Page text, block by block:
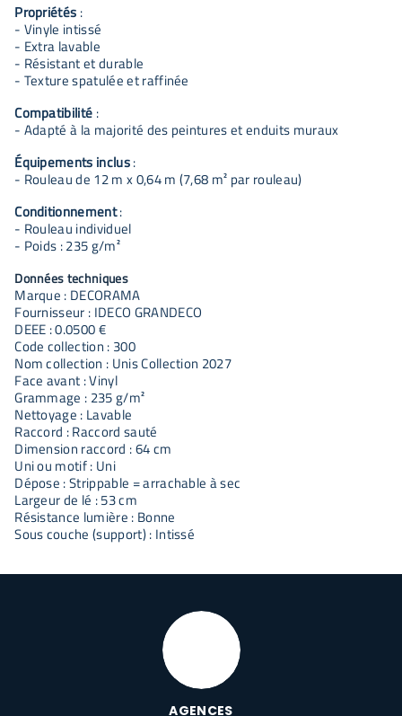
Propriétés :
- Vinyle intissé
- Extra lavable
- Résistant et durable
- Texture spatulée et raffinée
Compatibilité :
- Adapté à la majorité des peintures et enduits muraux
Équipements inclus:
- Rouleau de 12 m x 0,64 m (7,68 m² par rouleau)
Conditionnement:
- Rouleau individuel
- Poids : 235 g/m²
Données techniques
Marque : DECORAMA
Fournisseur : IDECO GRANDECO
DEEE : 0.0500 €
Code collection : 300
Nom collection : Unis Collection 2027
Face avant : Vinyl
Grammage : 235 g/m²
Nettoyage : Lavable
Raccord : Raccord sauté
Dimension raccord : 64 cm
Uni ou motif : Uni
Dépose : Strippable = arrachable à sec
Largeur de lé : 53 cm
Résistance lumière : Bonne
Sous couche (support) : Intissé
AGENCES